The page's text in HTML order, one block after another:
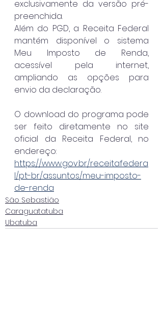
exclusivamente da versão pré-
preenchida.
Além do PGD, a Receita Federal
mantém disponível o sistema
Meu Imposto de Renda,
acessível pela internet,
ampliando as opções para
envio da declaração.
O download do programa pode
ser feito diretamente no site
oficial da Receita Federal, no
https://www.gov.br/receitafedera
l/pt-br/assuntos/meu-imposto-
de-renda
São Sebastião
Caraguatatuba
Ubatuba